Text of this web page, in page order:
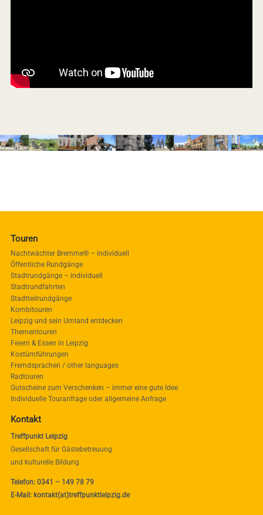
Touren
Nachtwächter Bremme® – individuell
Öffentliche Rundgänge
Stadtrundgänge – individuell
Stadtrundfahrten
Stadtteilrundgänge
Kombitouren
Leipzig und sein Umland entdecken
Thementouren
Feiern & Essen in Leipzig
Kostümführungen
Fremdsprachen / other languages
Radtouren
Gutscheine zum Verschenken – immer eine gute Idee
Individuelle Touranfrage oder allgemeine Anfrage
Kontakt
Treffpunkt Leipzig
Gesellschaft für Gästebetreuung
und kulturelle Bildung
Telefon: 0341 – 149 78 79
E-Mail: kontakt(at)treffpunktleipzig.de